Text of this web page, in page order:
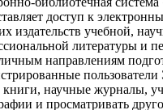
доступ к
издательств учебной,
литературы и
направлениям
книги, научные журналы,
и просматривать